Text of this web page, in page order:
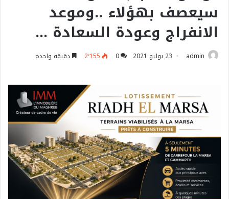
سيعصف بهؤلاء ..وموعد
الانفراج وعودة السعادة …
admin 23 يوليو 2021 0 2٬155 دقيقة واحدة